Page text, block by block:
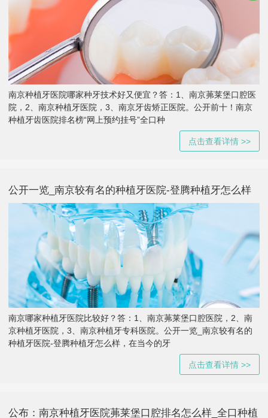
南京种植牙医院哪家种牙技术好又便宜？答：1、南京茀莱堡口腔医
院，2、南京种植牙医院，3、南京牙齿矫正医院。公开前十！南京
种植牙齿医院排名榜“网上预约挂号”全口种
点击查看详情 >>
公开一览_南京较有名的种植牙医院-登腾种植牙怎么样
南京哪家种植牙医院比较好？答：1、南京茀莱堡口腔医院，2、南
京种植牙医院，3、南京种植牙专科医院。公开一览_南京较有名的
种植牙医院-登腾种植牙怎么样，在当今的牙
点击查看详情 >>
公布：南京种植牙医院茀莱堡口腔排名怎么样_全口种植